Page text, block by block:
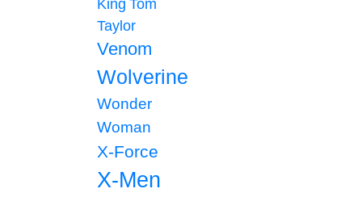
King Tom
Taylor
Venom
Wolverine
Wonder
Woman
X-Force
X-Men